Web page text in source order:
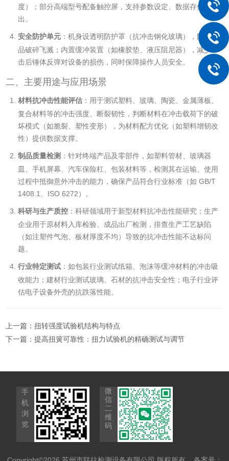
度）；部分高端型号配备触控屏，支持参数设定、数据存储与导
出。
安全防护单元 ：机身设透明防护罩（抗冲击钢化玻璃），防止样
品破碎飞溅；内置缓冲装置（如橡胶垫、液压阻尼器），减少冲
击后锤体反弹对设备的损伤，同时保障操作人员安全。
二、主要用途与应用场景
材料抗冲击性能评估 ：用于测试塑料、玻璃、陶瓷、金属薄板、
复合材料等的冲击强度、断裂韧性，判断材料在冲击载荷下的破
坏模式（如脆裂、塑性变形），为材料配方优化（如塑料增韧改
性）提供数据支撑。
制品质量检测 ：针对终端产品及零部件，如塑料管材、玻璃器
皿、手机屏幕、汽车保险杠、包装材料等，检测其在运输、使用
过程中抵御意外冲击的能力，确保产品符合行业标准（如 GB/T
1408.1、ISO 6272）。
科研与生产质控 ：科研领域用于新型材料抗冲击性能研究；生产
企业用于原材料入库检验、成品出厂检测，排查生产工艺缺陷
（如注塑件气泡、板材厚度不均）导致的抗冲击性能不达标问
题。
行业特定测试 ：如包装行业测试纸箱、泡沫等缓冲材料的冲击吸
收能力；建材行业测试玻璃、石材的抗冲击安全性；电子行业评
估电子设备外壳的抗跌落性能。
上一篇：扭转强度试验机结构与特点
下一篇：提高扭簧可靠性：扭力试验机的精确测试与调节
手
机
浏
览
微
信
二
维
码